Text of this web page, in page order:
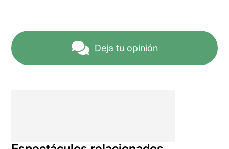
Deja tu opinión